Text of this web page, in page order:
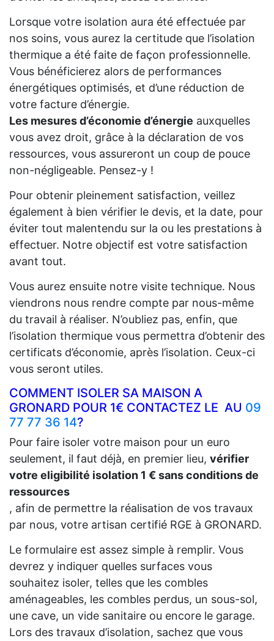
Lorsque votre isolation aura été effectuée par
nos soins, vous aurez la certitude que l’isolation
thermique a été faite de façon professionnelle.
Vous bénéficierez alors de performances
énergétiques optimisés, et d’une réduction de
votre facture d’énergie.
Les mesures d’économie d’énergie auxquelles
vous avez droit, grâce à la déclaration de vos
ressources, vous assureront un coup de pouce
non-négligeable. Pensez-y !
Pour obtenir pleinement satisfaction, veillez
également à bien vérifier le devis, et la date, pour
éviter tout malentendu sur la ou les prestations à
effectuer. Notre objectif est votre satisfaction
avant tout.
Vous aurez ensuite notre visite technique. Nous
viendrons nous rendre compte par nous-même
du travail à réaliser. N’oubliez pas, enfin, que
l’isolation thermique vous permettra d’obtenir des
certificats d’économie, après l’isolation. Ceux-ci
vous seront utiles.
COMMENT ISOLER SA MAISON A
GRONARD POUR 1€ CONTACTEZ LE AU 09
77 77 36 14?
Pour faire isoler votre maison pour un euro
seulement, il faut déjà, en premier lieu, vérifier
votre eligibilité isolation 1 € sans conditions de
ressources
, afin de permettre la réalisation de vos travaux
par nous, votre artisan certifié RGE à GRONARD.
Le formulaire est assez simple à remplir. Vous
devrez y indiquer quelles surfaces vous
souhaitez isoler, telles que les combles
aménageables, les combles perdus, un sous-sol,
une cave, un vide sanitaire ou encore le garage.
Lors des travaux d’isolation, sachez que vous